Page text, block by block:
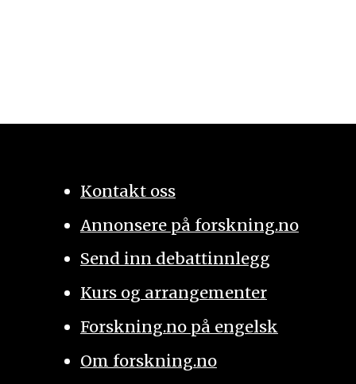
Kontakt oss
Annonsere på forskning.no
Send inn debattinnlegg
Kurs og arrangementer
Forskning.no på engelsk
Om forskning.no